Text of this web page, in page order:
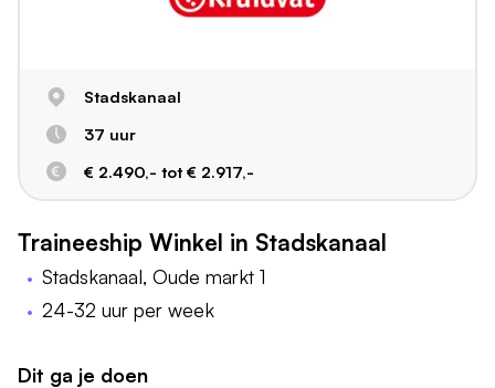
Stadskanaal
37 uur
€ 2.490,- tot € 2.917,-
Traineeship Winkel in Stadskanaal
Stadskanaal, Oude markt 1
24-32 uur per week
Dit ga je doen